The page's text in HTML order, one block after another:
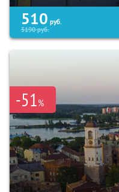
510 руб.
5190руб.
-51%